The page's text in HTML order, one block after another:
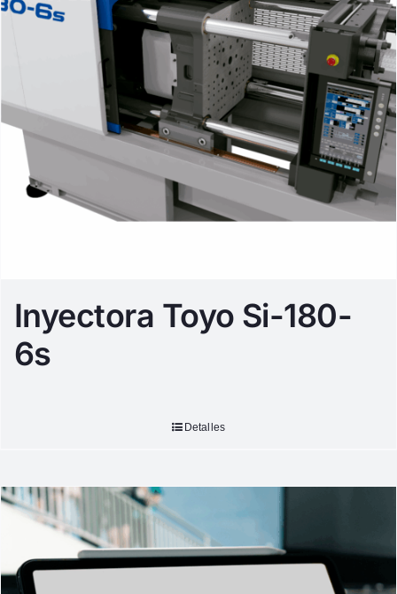
Inyectora Toyo Si-180-
6s
Detalles